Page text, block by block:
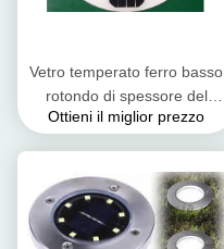
Vetro temperato ferro basso
rotondo di spessore del
pannello solare 3.2mm del
Ottieni il miglior prezzo